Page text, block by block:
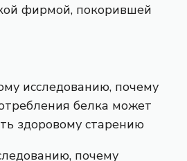
фирмой, покорившей
почему